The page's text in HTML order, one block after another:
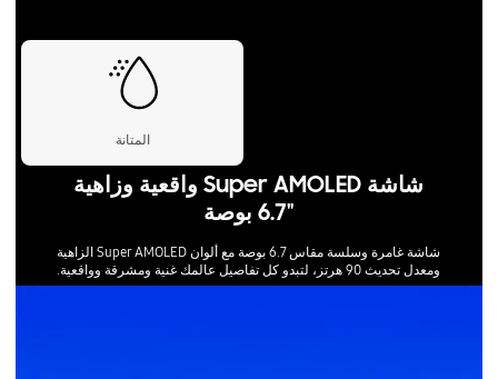
المتانة
شاشة Super AMOLED واقعية وزاهية
"6.7 بوصة
شاشة غامرة وسلسة مقاس 6.7 بوصة مع ألوان Super AMOLED الزاهية
ومعدل تحديث 90 هرتز، لتبدو كل تفاصيل عالمك غنية ومشرقة وواقعية.